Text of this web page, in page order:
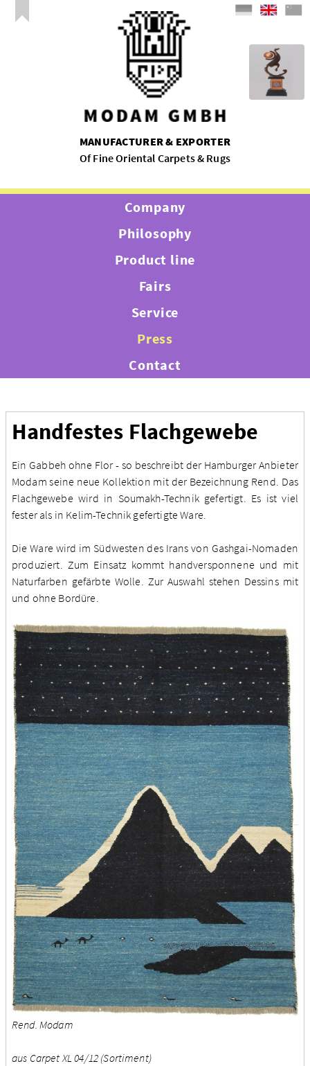
MANUFACTURER & EXPORTER
Of Fine Oriental Carpets & Rugs
Company
Philosophy
Product line
Fairs
Service
Press
Contact
Handfestes Flachgewebe
Ein Gabbeh ohne Flor - so beschreibt der Hamburger Anbieter
Modam seine neue Kollektion mit der Bezeichnung Rend. Das
Flachgewebe wird in Soumakh-Technik gefertigt. Es ist viel
fester als in Kelim-Technik gefertigte Ware.
Die Ware wird im Südwesten des Irans von Gashgai-Nomaden
produziert. Zum Einsatz kommt handversponnene und mit
Naturfarben gefärbte Wolle. Zur Auswahl stehen Dessins mit
und ohne Bordüre.
Rend. Modam
aus Carpet XL 04/12 (Sortiment)